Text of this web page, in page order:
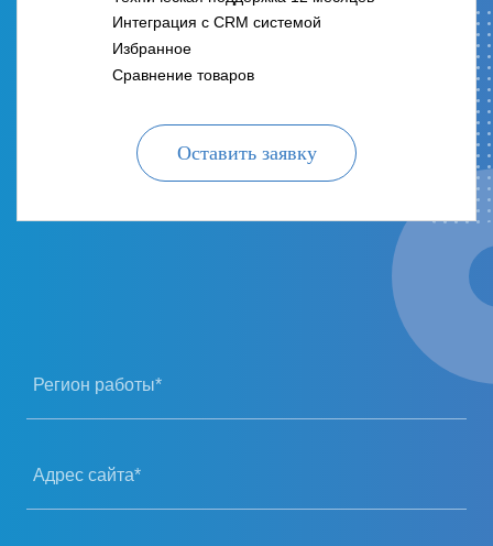
Интеграция с CRM системой
Избранное
Сравнение товаров
Оставить заявку
Регион работы*
Адрес сайта*